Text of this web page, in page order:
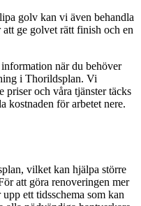
golv kan vi även behandla
ge golvet rätt finish och en
när du behöver
i Thorildsplan. Vi
priser och våra tjänster täcks
kostnaden för arbetet nere.
vilket kan hjälpa större
att göra renoveringen mer
ett tidsschema som kan